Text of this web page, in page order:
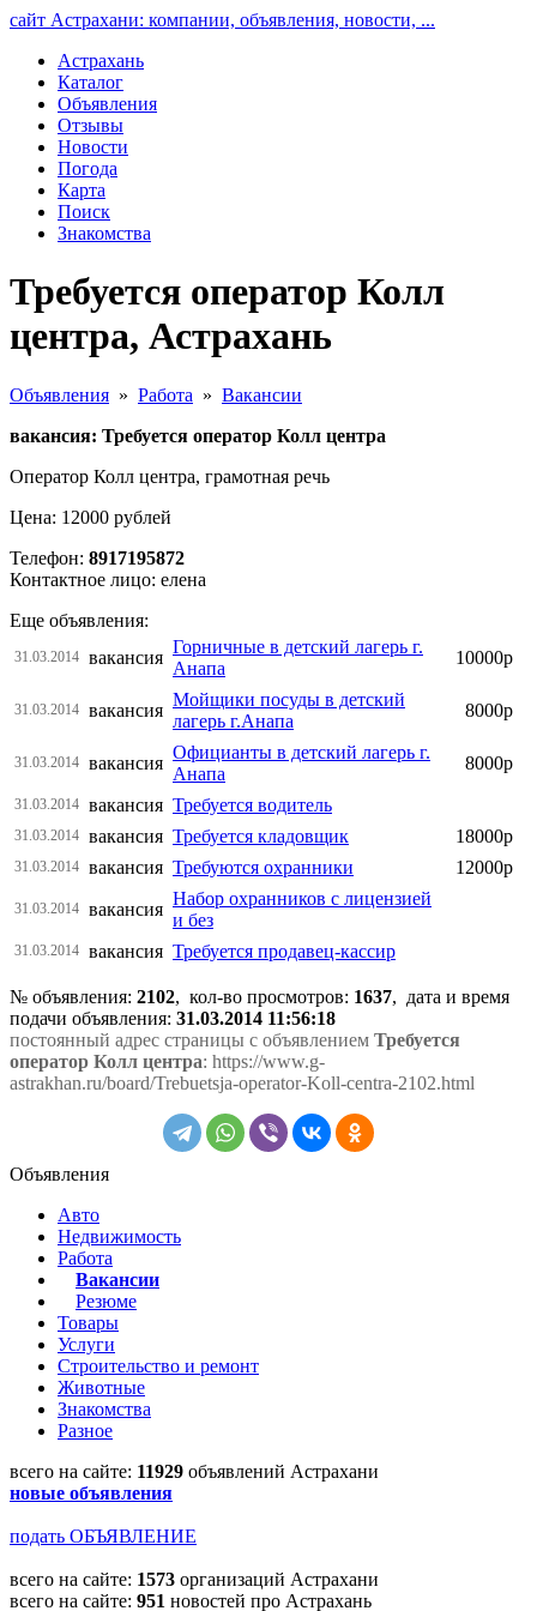
сайт Астрахани: компании, объявления, новости, ...
Астрахань
Каталог
Объявления
Отзывы
Новости
Погода
Карта
Поиск
Знакомства
Требуется оператор Колл
центра, Астрахань
Объявления » Работа » Вакансии
вакансия: Требуется оператор Колл центра
Оператор Колл центра, грамотная речь
Цена: 12000 рублей
Телефон: 8917195872
Контактное лицо: елена
Еще объявления:
31.03.2014 вакансия
Горничные в детский лагерь г.
Анапа
10000р
31.03.2014 вакансия
Мойщики посуды в детский
лагерь г.Анапа
8000р
31.03.2014 вакансия
Официанты в детский лагерь г.
Анапа
8000р
31.03.2014 вакансия Требуется водитель
31.03.2014 вакансия Требуется кладовщик 18000р
31.03.2014 вакансия Требуются охранники 12000р
31.03.2014 вакансия
Набор охранников с лицензией
и без
31.03.2014 вакансия Требуется продавец-кассир
№ объявления: 2102, кол-во просмотров: 1637, дата и время
подачи объявления: 31.03.2014 11:56:18
постоянный адрес страницы с объявлением Требуется
оператор Колл центра: https://www.g-
astrakhan.ru/board/Trebuetsja-operator-Koll-centra-2102.html
Объявления
Авто
Недвижимость
Работа
Вакансии
Резюме
Товары
Услуги
Строительство и ремонт
Животные
Знакомства
Разное
всего на сайте: 11929 объявлений Астрахани
новые объявления
подать ОБЪЯВЛЕНИЕ
всего на сайте: 1573 организаций Астрахани
всего на сайте: 951 новостей про Астрахань